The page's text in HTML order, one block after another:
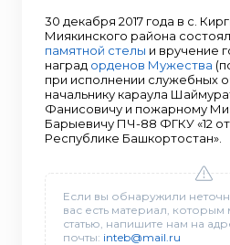
30 декабря 2017 года в с.
Миякинского района
памятной стелы и вручение
наград орденов Мужества
при исполнении служебных
начальнику караула
Фанисовичу и пожарному
Барыевичу ПЧ-88 ФГКУ «12
Республике Башкортостан».
Если вы обнаружили
вас есть материал,
статью, напишите нам на
почты: inteb@mail.ru